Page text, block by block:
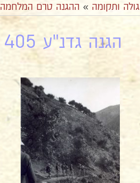
גולה ותקומה » ההגנה טרם המלחמה
הגנה גדנ"ע 405